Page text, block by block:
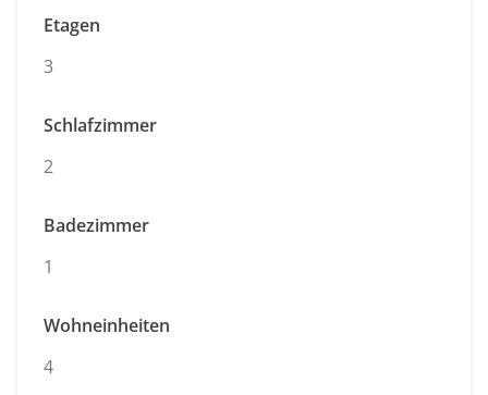
Etagen
3
Schlafzimmer
2
Badezimmer
1
Wohneinheiten
4